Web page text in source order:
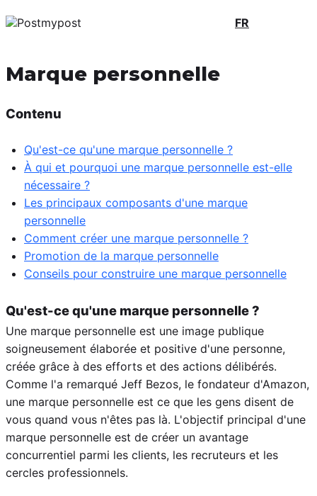
FR
Marque personnelle
Contenu
Qu'est-ce qu'une marque personnelle ?
À qui et pourquoi une marque personnelle est-elle
nécessaire ?
Les principaux composants d'une marque
personnelle
Comment créer une marque personnelle ?
Promotion de la marque personnelle
Conseils pour construire une marque personnelle
Qu'est-ce qu'une marque personnelle ?
Une marque personnelle est une image publique
soigneusement élaborée et positive d'une personne,
créée grâce à des efforts et des actions délibérés.
Comme l'a remarqué Jeff Bezos, le fondateur d'Amazon,
une marque personnelle est ce que les gens disent de
vous quand vous n'êtes pas là. L'objectif principal d'une
marque personnelle est de créer un avantage
concurrentiel parmi les clients, les recruteurs et les
cercles professionnels.